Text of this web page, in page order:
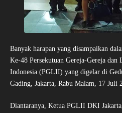
Banyak harapan yang disampaikan
Ke-48 Persekutuan Gereja-Gereja
Indonesia (PGLII) yang digelar di
Gading, Jakarta, Rabu Malam, 17 Juli
Diantaranya, Ketua PGLII DKI